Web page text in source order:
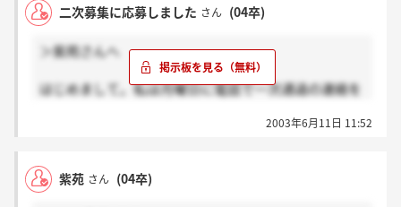
二次募集に応募しました さん (04卒)
＞紫苑さんへ
はじめまして。私は月曜日に電話で一次通過の連絡を
他に二次募集で今日面接の人いませんか？2003年6月11日 11:52
紫苑 さん (04卒)